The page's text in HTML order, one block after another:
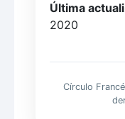
Última
2020
Círculo